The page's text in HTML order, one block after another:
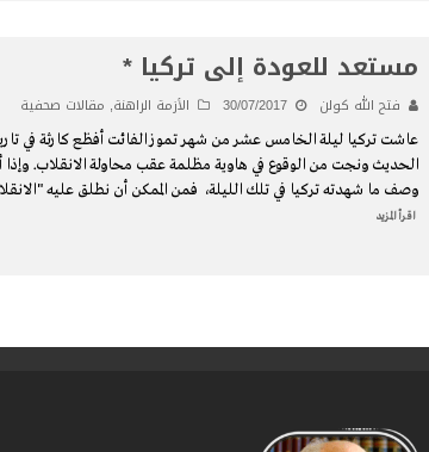
مستعد للعودة إلى تركيا *
فتح الله كولن 30/07/2017 الأزمة الراهنة, مقالات صحفية
عاشت تركيا ليلة الخامس عشر من شهر تموز الفائت أفظع كارثة في
الحديث ونجت من الوقوع في هاوية مظلمة عقب محاولة الانقلاب. وإذا
وصف ما شهدته تركيا في تلك الليلة، فمن الممكن أن نطلق عليه
اقرأ المزيد